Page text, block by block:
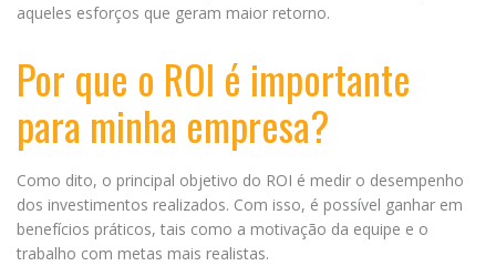
aqueles esforços que geram maior retorno.
Por que o ROI é importante
para minha empresa?
Como dito, o principal objetivo do ROI é medir o desempenho
dos investimentos realizados. Com isso, é possível ganhar em
benefícios práticos, tais como a motivação da equipe e o
trabalho com metas mais realistas.